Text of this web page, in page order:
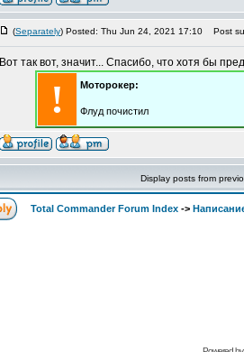
(Separately) Posted: Thu Jun 24, 2021 17:10 Post
Вот так вот, значит... Спасибо, что хотя бы
! Моторокер:
Флуд почистил
Display posts from
Total Commander Forum Index ->